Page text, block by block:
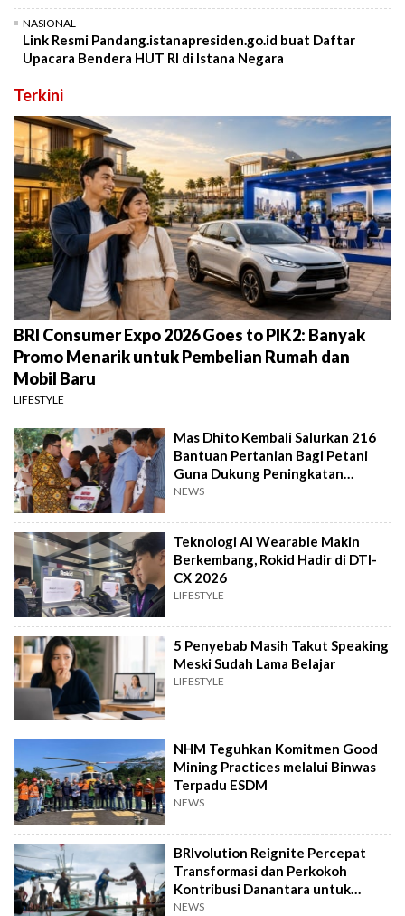
NASIONAL
Link Resmi Pandang.istanapresiden.go.id buat Daftar
Upacara Bendera HUT RI di Istana Negara
Terkini
BRI Consumer Expo 2026 Goes to PIK2: Banyak
Promo Menarik untuk Pembelian Rumah dan
Mobil Baru
LIFESTYLE
Mas Dhito Kembali Salurkan 216
Bantuan Pertanian Bagi Petani
Guna Dukung Peningkatan
Produksi
NEWS
Teknologi AI Wearable Makin
Berkembang, Rokid Hadir di DTI-
CX 2026
LIFESTYLE
5 Penyebab Masih Takut Speaking
Meski Sudah Lama Belajar
LIFESTYLE
NHM Teguhkan Komitmen Good
Mining Practices melalui Binwas
Terpadu ESDM
NEWS
BRIvolution Reignite Percepat
Transformasi dan Perkokoh
Kontribusi Danantara untuk
Ekonomi Nasional
NEWS